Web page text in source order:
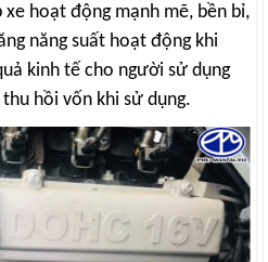
hoạt động mạnh mẽ, bền bỉ,
năng suất hoạt động khi
kinh tế cho người sử dụng
thu hồi vốn khi sử dụng.